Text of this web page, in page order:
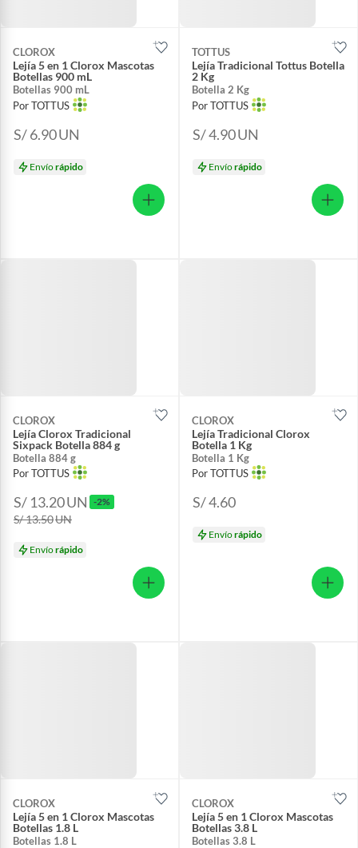
CLOROX
Lejía 5 en 1 Clorox Mascotas
Botellas 900 mL
Botellas 900 mL
Por TOTTUS
S/ 6.90UN
Envíorápido
TOTTUS
Lejía Tradicional Tottus Botella
2 Kg
Botella 2 Kg
Por TOTTUS
S/ 4.90UN
Envíorápido
CLOROX
Lejía Clorox Tradicional
Sixpack Botella 884 g
Botella 884 g
Por TOTTUS
S/ 13.20UN -2%
S/ 13.50UN
Envíorápido
CLOROX
Lejía Tradicional Clorox
Botella 1 Kg
Botella 1 Kg
Por TOTTUS
S/ 4.60
Envíorápido
CLOROX
Lejía 5 en 1 Clorox Mascotas
Botellas 1.8 L
Botellas 1.8 L
CLOROX
Lejía 5 en 1 Clorox Mascotas
Botellas 3.8 L
Botellas 3.8 L